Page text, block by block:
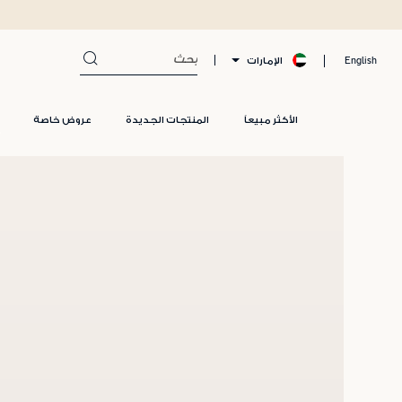
English الإمارات
الأكثر مبيعاً المنتجات الجديدة عروض خاصة